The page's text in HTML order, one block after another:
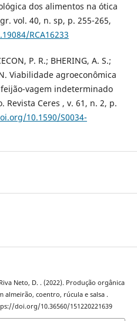
dos alimentos na ótica
vol. 40, n. sp, p. 255-265,
RCA16233
P. R.; BHERING, A. S.;
N. Viabilidade agroeconômica
vagem indeterminado
Revista Ceres , v. 61, n. 2, p.
10.1590/S0034-
Neto, D. . (2022). Produção orgânica
almeirão, coentro, rúcula e salsa .
doi.org/10.36560/151220221639